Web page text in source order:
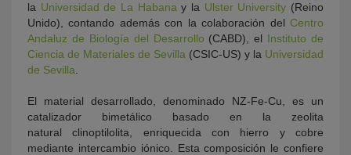
la Universidad de La Habana y la Ulster University (Reino
Unido), contando además con la colaboración del Centro
Andaluz de Biología del Desarrollo (CABD), el Instituto de
Ciencia de Materiales de Sevilla (CSIC-US) y la Universidad
de Sevilla
El material desarrollado, denominado NZ-Fe-Cu, es un
catalizador bimetálico basado en la zeolita
natural clinoptilolita, enriquecida con hierro y cobre
mediante intercambio iónico. Esta composición le confiere